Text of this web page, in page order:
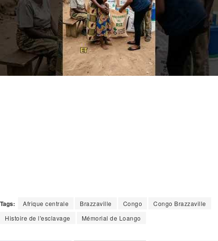
Tags: Afrique centrale Brazzaville Congo
Congo Brazzaville
Histoire de l'esclavage
Mémorial de Loango